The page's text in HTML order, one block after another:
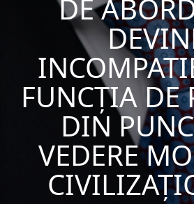
DE
FUNCȚIA DE
DIN
VEDERE